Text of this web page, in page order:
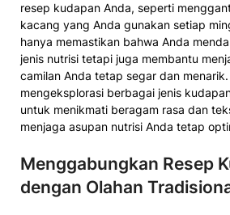
resep kudapan Anda, seperti
kacang yang Anda gunakan setiap
hanya memastikan bahwa Anda
jenis nutrisi tetapi juga membantu
camilan Anda tetap segar dan
mengeksplorasi berbagai jenis
untuk menikmati beragam rasa dan
menjaga asupan nutrisi Anda tetap
Menggabungkan Resep
dengan Olahan